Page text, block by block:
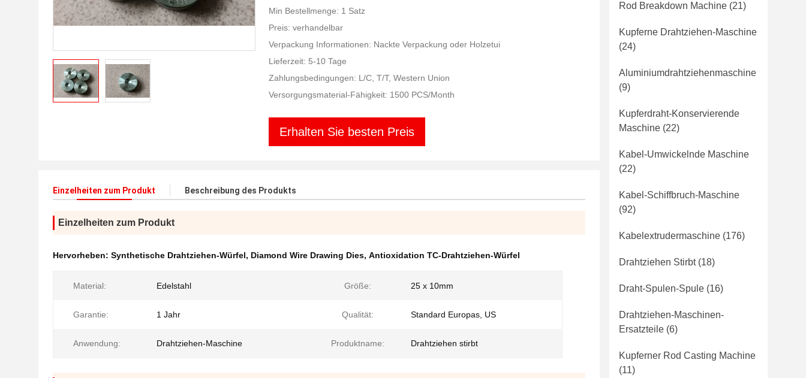
Min Bestellmenge: 1 Satz
Preis: verhandelbar
Verpackung Informationen: Nackte Verpackung oder Holzetui
Lieferzeit: 5-10 Tage
Zahlungsbedingungen: L/C, T/T, Western Union
Versorgungsmaterial-Fähigkeit: 1500 PCS/Month
Erhalten Sie besten Preis
Einzelheiten zum Produkt Beschreibung des Produkts
Einzelheiten zum Produkt
Hervorheben: Synthetische Drahtziehen-Würfel, Diamond Wire Drawing Dies, Antioxidation TC-Drahtziehen-Würfel
Material: Edelstahl Größe: 25 x 10mm
Garantie: 1 Jahr Qualität: Standard Europas, US
Anwendung: Drahtziehen-Maschine Produktname: Drahtziehen stirbt
Rod Breakdown Machine (21)
Kupferne Drahtziehen-Maschine
(24)
Aluminiumdrahtziehenmaschine
(9)
Kupferdraht-Konservierende
Maschine (22)
Kabel-Umwickelnde Maschine
(22)
Kabel-Schiffbruch-Maschine
(92)
Kabelextrudermaschine (176)
Drahtziehen Stirbt(18)
Draht-Spulen-Spule (16)
Drahtziehen-Maschinen-
Ersatzteile (6)
Kupferner Rod Casting Machine
(11)